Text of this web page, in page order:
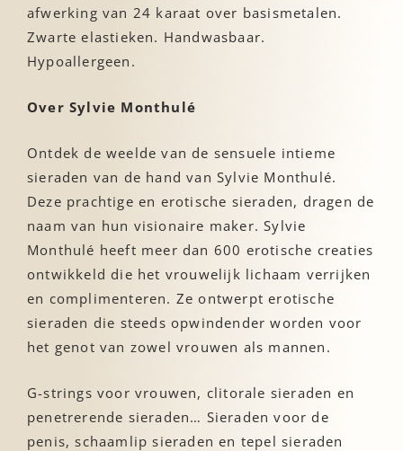
afwerking van 24 karaat over basismetalen.
Zwarte elastieken. Handwasbaar.
Hypoallergeen.
Over Sylvie Monthulé
Ontdek de weelde van de sensuele intieme
sieraden van de hand van Sylvie Monthulé.
Deze prachtige en erotische sieraden, dragen de
naam van hun visionaire maker. Sylvie
Monthulé heeft meer dan 600 erotische creaties
ontwikkeld die het vrouwelijk lichaam verrijken
en complimenteren. Ze ontwerpt erotische
sieraden die steeds opwindender worden voor
het genot van zowel vrouwen als mannen.
G-strings voor vrouwen, clitorale sieraden en
penetrerende sieraden… Sieraden voor de
penis, schaamlip sieraden en tepel sieraden